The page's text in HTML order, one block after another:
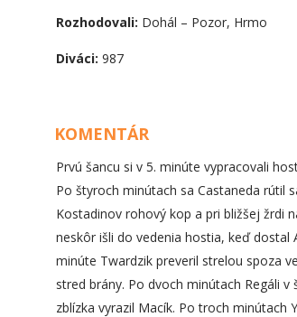
Rozhodovali: Dohál – Pozor, Hrmo
Diváci: 987
KOMENTÁR
Prvú šancu si v 5. minúte vypracovali
Po štyroch minútach sa Castaneda rútil
Kostadinov rohový kop a pri bližšej žrdi
neskôr išli do vedenia hostia, keď dostal
minúte Twardzik preveril strelou spoza
stred brány. Po dvoch minútach Regáli
zblízka vyrazil Macík. Po troch minútach